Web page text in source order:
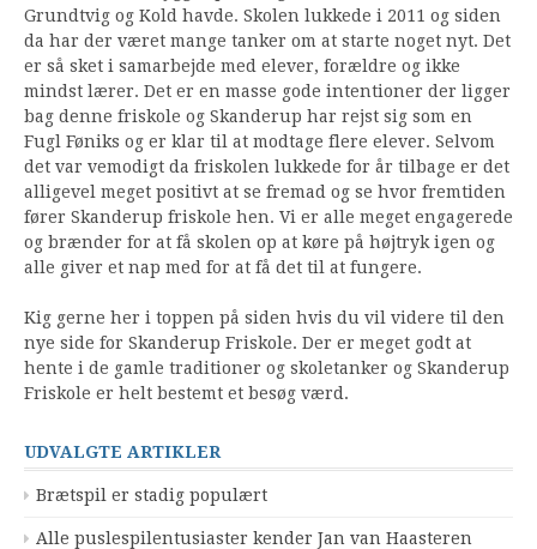
Grundtvig og Kold havde. Skolen lukkede i 2011 og siden
da har der været mange tanker om at starte noget nyt. Det
er så sket i samarbejde med elever, forældre og ikke
mindst lærer. Det er en masse gode intentioner der ligger
bag denne friskole og Skanderup har rejst sig som en
Fugl Føniks og er klar til at modtage flere elever. Selvom
det var vemodigt da friskolen lukkede for år tilbage er det
alligevel meget positivt at se fremad og se hvor fremtiden
fører Skanderup friskole hen. Vi er alle meget engagerede
og brænder for at få skolen op at køre på højtryk igen og
alle giver et nap med for at få det til at fungere.
Kig gerne her i toppen på siden hvis du vil videre til den
nye side for Skanderup Friskole. Der er meget godt at
hente i de gamle traditioner og skoletanker og Skanderup
Friskole er helt bestemt et besøg værd.
UDVALGTE ARTIKLER
Brætspil er stadig populært
Alle puslespilentusiaster kender Jan van Haasteren